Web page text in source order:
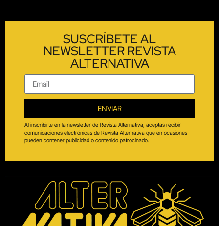
SUSCRÍBETE AL
NEWSLETTER REVISTA
ALTERNATIVA
ENVIAR
Al inscribirte en la newsletter de Revista Alternativa, aceptas recibir
comunicaciones electrónicas de Revista Alternativa que en ocasiones
pueden contener publicidad o contenido patrocinado.